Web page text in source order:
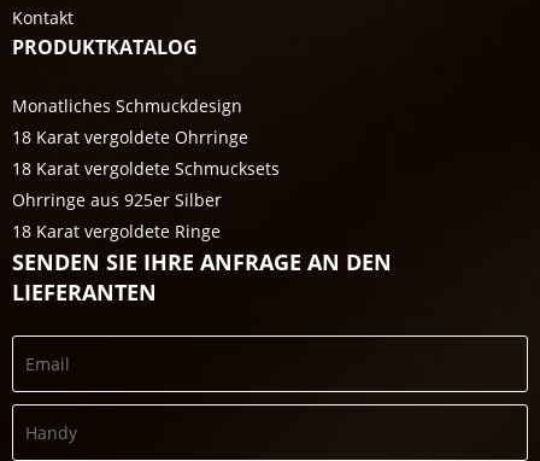
Kontakt
PRODUKTKATALOG
Monatliches Schmuckdesign
18 Karat vergoldete Ohrringe
18 Karat vergoldete Schmucksets
Ohrringe aus 925er Silber
18 Karat vergoldete Ringe
SENDEN SIE IHRE ANFRAGE AN DEN
LIEFERANTEN